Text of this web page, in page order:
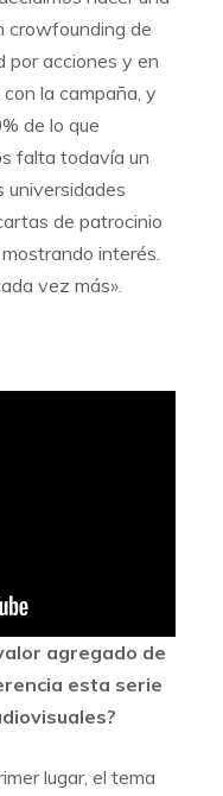
crowfounding de
por acciones y en
la campaña, y
de lo que
falta todavía un
universidades
de patrocinio
interés.
vez más».
agregado de
esta serie
lugar, el tema